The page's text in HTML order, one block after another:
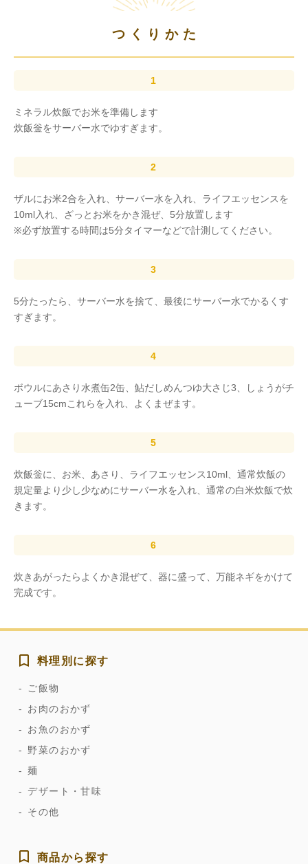
つくりかた
ミネラル炊飯でお米を準備します
炊飯釡をサーバー水でゆすぎます。
ザルにお米2合を入れ、サーバー水を入れ、ライフエッセンスを
10ml入れ、ざっとお米をかき混ぜ、5分放置します
※必ず放置する時間は5分タイマーなどで計測してください。
5分たったら、サーバー水を捨て、最後にサーバー水でかるくす
すぎます。
ボウルにあさり水煮缶2缶、鮎だしめんつゆ大さじ3、しょうがチ
ューブ15cmこれらを入れ、よくまぜます。
炊飯釡に、お米、あさり、ライフエッセンス10ml、通常炊飯の
規定量より少し少なめにサーバー水を入れ、通常の白米炊飯で炊
きます。
炊きあがったらよくかき混ぜて、器に盛って、万能ネギをかけて
完成です。
料理別に探す
ご飯物
お肉のおかず
お魚のおかず
野菜のおかず
麺
デザート・甘味
その他
商品から探す